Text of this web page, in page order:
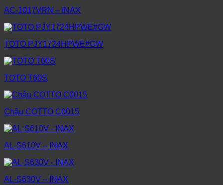
AC-1017VRN – INAX
TOTO PJY1724HPWE#GW
TOTO T60S
Chậu COTTO C0015
AL-S610V – INAX
AL-S630V – INAX